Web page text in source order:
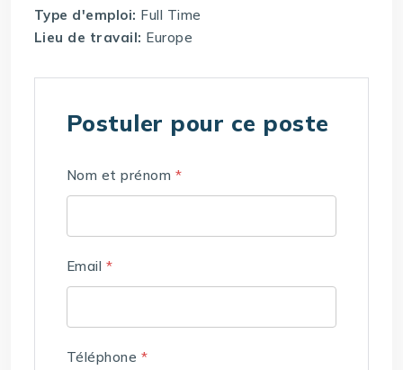
Type d'emploi: Full Time
Lieu de travail: Europe
Postuler pour ce poste
Nom et prénom *
Email *
Téléphone *